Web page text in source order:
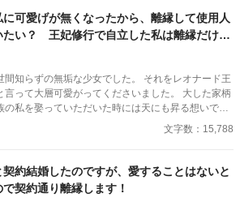
にして宿を出るが、ユーニスはその見知らぬ男の子
しまう… ※なろう・カクヨムにて同名アカウントで
す
に可愛げが無くなったから、離縁して使用人
たい？ 王妃修行で自立した私は離縁だけさ
す。
間知らずの無垢な少女でした。 それをレオナード王
言って大層可愛がってくださいました。 大した家柄
の私を娶っていただいた時には天にも昇る想いでし
貴方様をお慕いしていた私は王妃としてこの国をよ
儀作法から始まり、国政に関わることまで勉強し、
よう
。 貴方様に理由を聞いたら、「可愛げが無くなった
すって？ 愛がない結婚生活などいりませんので、離
文字数：15,788
契約結婚したのですが、愛することはないと
契約通り離縁します！